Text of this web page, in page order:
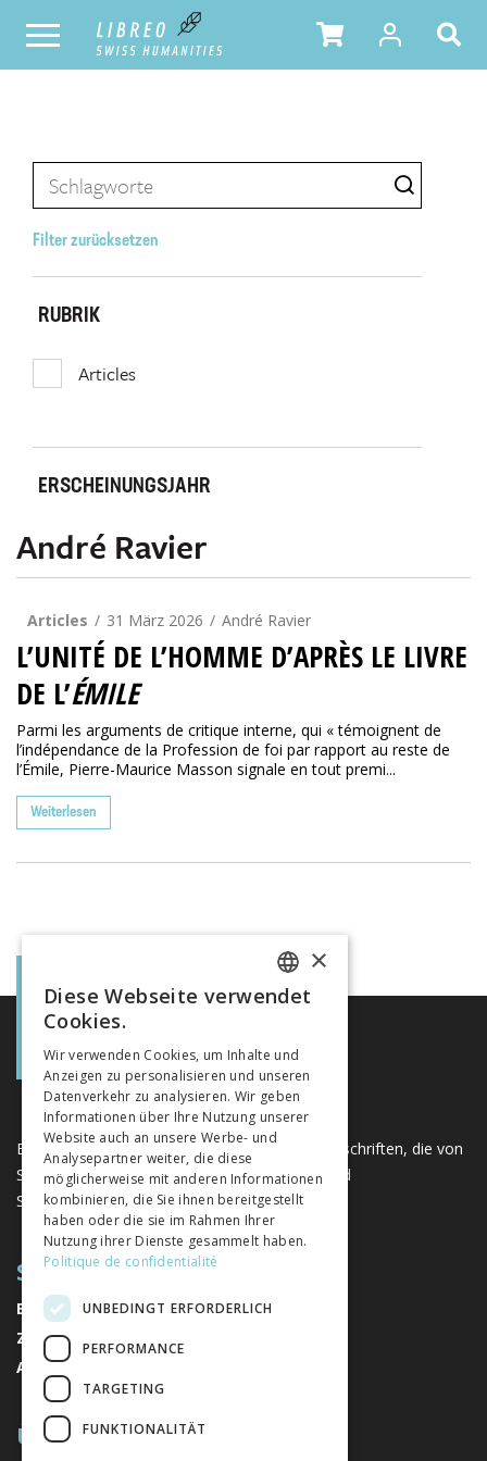
Filter zurücksetzen
RUBRIK
Articles
ERSCHEINUNGSJAHR
André Ravier
Articles 31 März 2026 André Ravier
L’UNITÉ DE L’HOMME D’APRÈS LE LIVRE
DE L’ÉMILE
Parmi les arguments de critique interne, qui « témoignent de
l’indépendance de la Profession de foi par rapport au reste de
l’Émile, Pierre-Maurice Masson signale en tout premi...
Weiterlesen
Eine einzigartige Plattform für Bücher und Zeitschriften, die von
Schweizer Verlagen im Bereich der Geistes- und
Sozialwissenschaften herausgegeben werden.
SITEMAP
BÜCHER
ZEITSCHRIFTEN
AUTOREN
ÜBER UNS
FRENCH
ITALIAN
×
Diese Webseite verwendet
Cookies.
Wir verwenden Cookies, um Inhalte und
Anzeigen zu personalisieren und unseren
Datenverkehr zu analysieren. Wir geben
Informationen über Ihre Nutzung unserer
Website auch an unsere Werbe- und
Analysepartner weiter, die diese
möglicherweise mit anderen Informationen
kombinieren, die Sie ihnen bereitgestellt
haben oder die sie im Rahmen Ihrer
Nutzung ihrer Dienste gesammelt haben.
Politique de confidentialité
UNBEDINGT ERFORDERLICH
PERFORMANCE
TARGETING
FUNKTIONALITÄT